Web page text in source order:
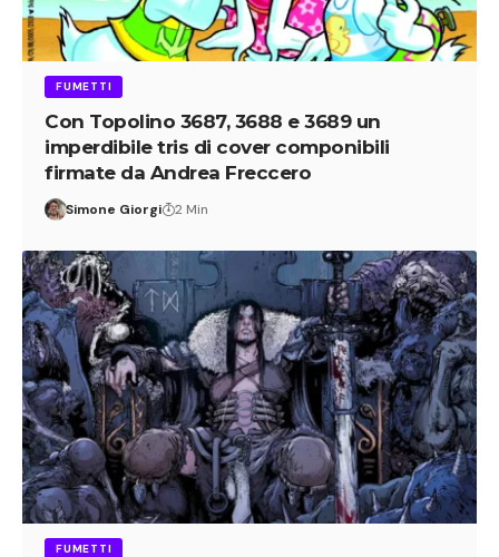
FUMETTI
Con Topolino 3687, 3688 e 3689 un
imperdibile tris di cover componibili
firmate da Andrea Freccero
Simone Giorgi 2 Min
FUMETTI